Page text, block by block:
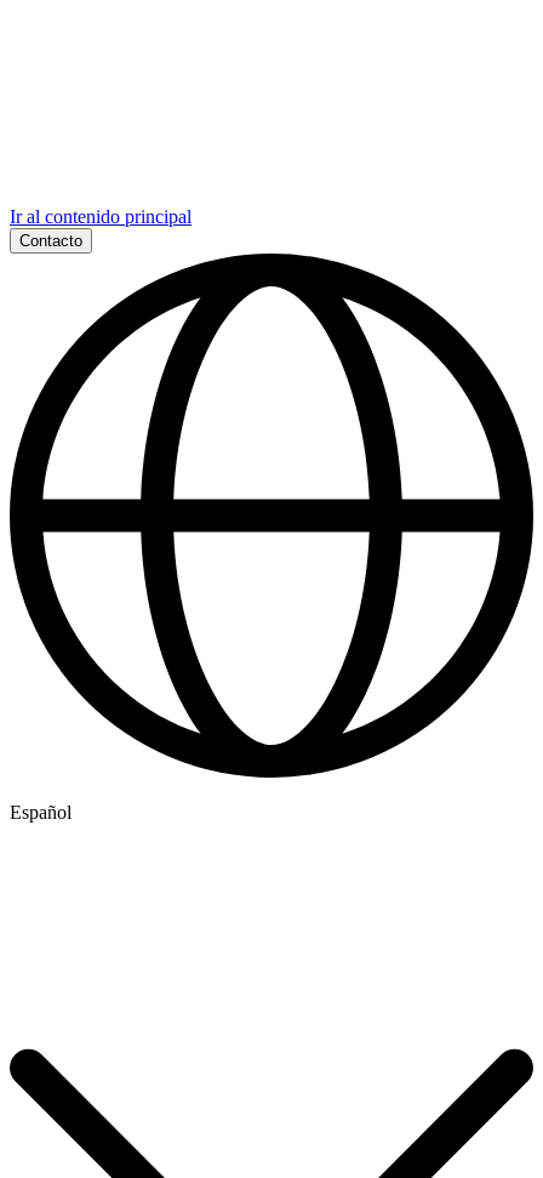
Ir al contenido principal
Contacto
Español